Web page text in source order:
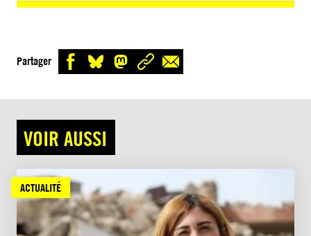
Partager
VOIR AUSSI
ACTUALITÉ